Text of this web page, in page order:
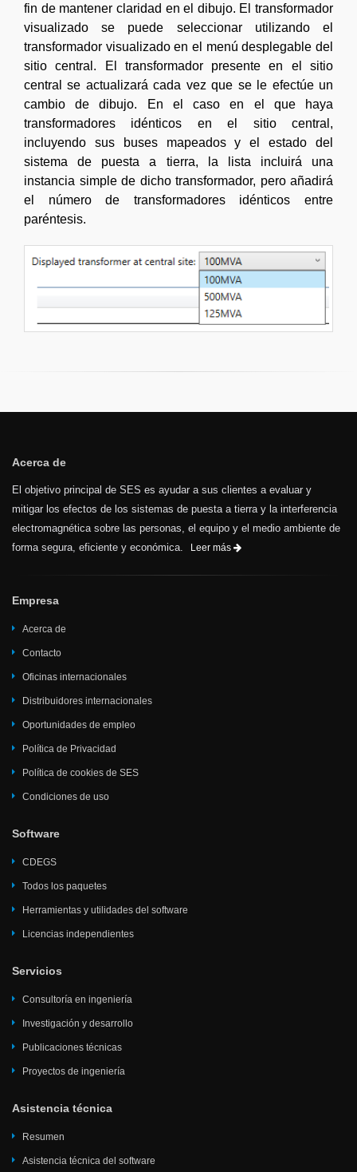
fin de mantener claridad en el dibujo. El transformador
visualizado se puede seleccionar utilizando el
transformador visualizado en el menú desplegable del
sitio central. El transformador presente en el sitio
central se actualizará cada vez que se le efectúe un
cambio de dibujo. En el caso en el que haya
transformadores idénticos en el sitio central,
incluyendo sus buses mapeados y el estado del
sistema de puesta a tierra, la lista incluirá una
instancia simple de dicho transformador, pero añadirá
el número de transformadores idénticos entre
paréntesis.
Acerca de
El objetivo principal de SES es ayudar a sus clientes a evaluar y
mitigar los efectos de los sistemas de puesta a tierra y la interferencia
electromagnética sobre las personas, el equipo y el medio ambiente de
forma segura, eficiente y económica.
Leer más
Empresa
Acerca de
Contacto
Oficinas internacionales
Distribuidores internacionales
Oportunidades de empleo
Política de Privacidad
Política de cookies de SES
Condiciones de uso
Software
CDEGS
Todos los paquetes
Herramientas y utilidades del software
Licencias independientes
Servicios
Consultoría en ingeniería
Investigación y desarrollo
Publicaciones técnicas
Proyectos de ingeniería
Asistencia técnica
Resumen
Asistencia técnica del software